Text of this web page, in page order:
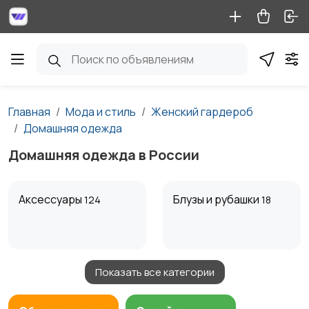
Главная Мода и стиль
Женский гардероб
Домашняя одежда
Домашняя одежда в России
Аксессуары 124 Блузы и рубашки 18
Будущим мамам1 Верхняя одежда
Показать все категории